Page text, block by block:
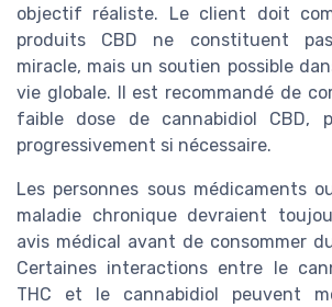
objectif réaliste. Le client doit
produits CBD ne constituent
miracle, mais un soutien possible
vie globale. Il est recommandé de
faible dose de cannabidiol CBD,
progressivement si nécessaire.
Les personnes sous médicaments
maladie chronique devraient
avis médical avant de consommer
Certaines interactions entre le
THC et le cannabidiol peuvent